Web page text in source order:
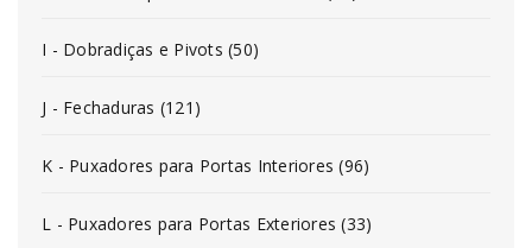
I - Dobradiças e Pivots (50)
J - Fechaduras (121)
K - Puxadores para Portas Interiores (96)
L - Puxadores para Portas Exteriores (33)